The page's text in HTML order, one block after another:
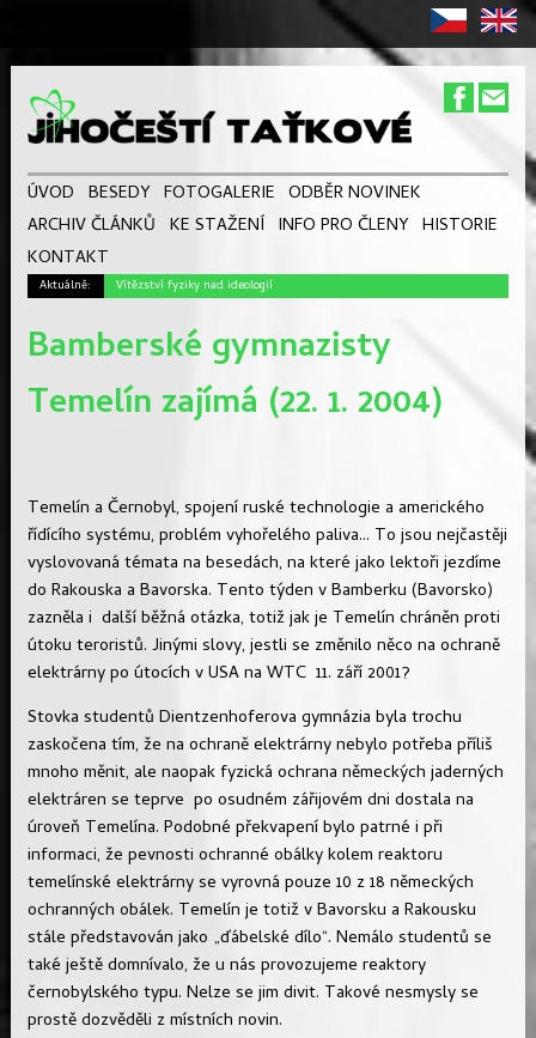
ÚVOD BESEDY FOTOGALERIE ODBĚR NOVINEK
ARCHIV ČLÁNKŮ KE STAŽENÍ INFO PRO ČLENY HISTORIE
KONTAKT
Aktuálně: Vítězství fyziky nad ideologií
Bamberské gymnazisty
Temelín zajímá (22. 1. 2004)
Temelín a Černobyl, spojení ruské technologie a amerického
řídícího systému, problém vyhořelého paliva... To jsou nejčastěji
vyslovovaná témata na besedách, na které jako lektoři jezdíme
do Rakouska a Bavorska. Tento týden v Bamberku (Bavorsko)
zazněla i další běžná otázka, totiž jak je Temelín chráněn proti
útoku teroristů. Jinými slovy, jestli se změnilo něco na ochraně
elektrárny po útocích v USA na WTC 11. září 2001?
Stovka studentů Dientzenhoferova gymnázia byla trochu
zaskočena tím, že na ochraně elektrárny nebylo potřeba příliš
mnoho měnit, ale naopak fyzická ochrana německých jaderných
elektráren se teprve po osudném zářijovém dni dostala na
úroveň Temelína. Podobné překvapení bylo patrné i při
informaci, že pevnosti ochranné obálky kolem reaktoru
temelínské elektrárny se vyrovná pouze 10 z 18 německých
ochranných obálek. Temelín je totiž v Bavorsku a Rakousku
stále představován jako „ďábelské dílo“. Nemálo studentů se
také ještě domnívalo, že u nás provozujeme reaktory
černobylského typu. Nelze se jim divit. Takové nesmysly se
prostě dozvěděli z místních novin.